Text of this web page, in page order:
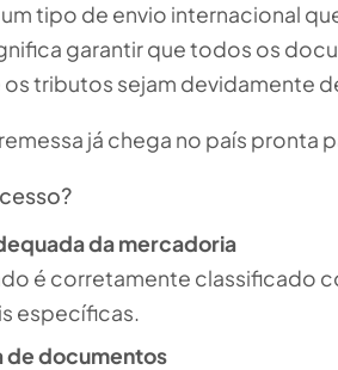
tipo de envio internacional
garantir que todos os
os tributos sejam devidamente
já chega no país pronta
da mercadoria
é corretamente classificado
específicas.
de documentos